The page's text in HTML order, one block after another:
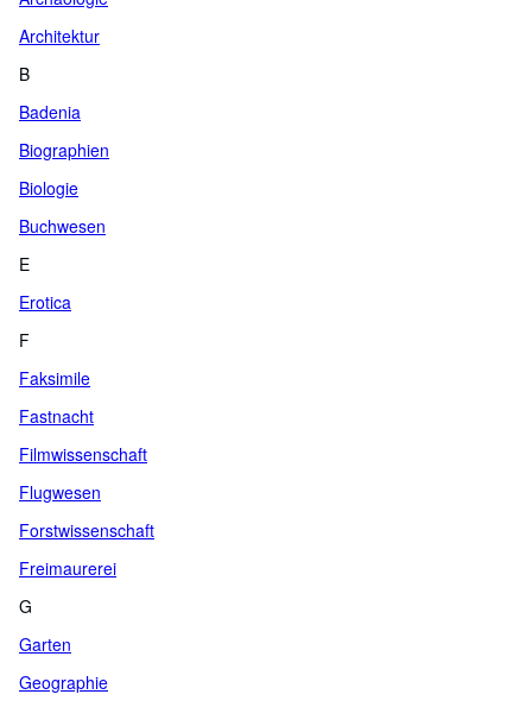
Architektur
B
Badenia
Biographien
Biologie
Buchwesen
E
Erotica
F
Faksimile
Fastnacht
Filmwissenschaft
Flugwesen
Forstwissenschaft
Freimaurerei
G
Garten
Geographie